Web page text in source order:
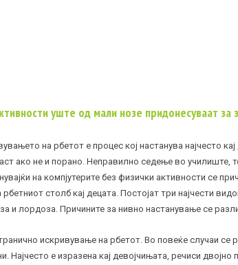
уште од мали нозе придонесуваат за
на рбетот е процес кој настанува најчесто
ако не и порано. Неправилно седење во училиште,
на компјутерите без физички активности се
столб кај децата. Постојат три најчести
и лордоза. Причините за нивно настанување се
искривување на рбетот. Во повеќе случаи се
Најчесто е изразена кај девојчињата, речиси двојно